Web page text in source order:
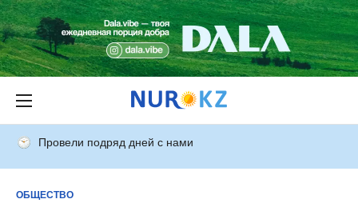
Провели подряд дней с нами
ОБЩЕСТВО